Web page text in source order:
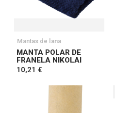
Mantas de lana
MANTA POLAR DE
FRANELA NIKOLAI
10,21 €